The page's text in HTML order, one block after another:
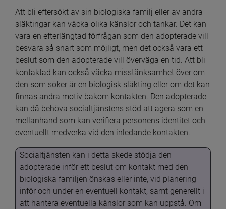
Att bli eftersökt av sin biologiska familj eller av andra
släktingar kan väcka olika känslor och tankar. Det kan
vara en efterlängtad förfrågan som den adopterade vill
besvara så snart som möjligt, men det också vara ett
beslut som den adopterade vill överväga en tid. Att bli
kontaktad kan också väcka misstänksamhet över om
den som söker är en biologisk släkting eller om det kan
finnas andra motiv bakom kontakten. Den adopterade
kan då behöva socialtjänstens stöd att agera som en
mellanhand som kan verifiera personens identitet och
eventuellt medverka vid den inledande kontakten.
Socialtjänsten kan i detta skede stödja den
adopterade inför ett beslut om kontakt med den
biologiska familjen önskas eller inte, vid planering
inför och under en eventuell kontakt, samt generellt i
att hantera eventuella känslor som kan uppstå. Om